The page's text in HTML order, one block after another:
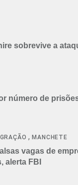
sobrevive a
número de
,MANCHETE
vagas de
alerta FBI